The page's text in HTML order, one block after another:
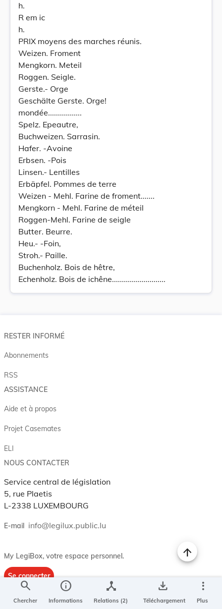
h.
R em ic
h.
PRIX moyens des marches réunis.
Weizen. Froment
Mengkorn. Meteil
Roggen. Seigle.
Gerste.- Orge
Geschälte Gerste. Orge!
mondée.................
Spelz. Epeautre,
Buchweizen. Sarrasin.
Hafer. -Avoine
Erbsen. -Pois
Linsen.- Lentilles
Erbäpfel. Pommes de terre
Weizen - Mehl. Farine de froment.......
Mengkorn - Mehl. Farine de méteil
Roggen-Mehl. Farine de seigle
Butter. Beurre.
Heu.- -Foin,
Stroh.- Paille.
Buchenholz. Bois de hêtre,
Echenholz. Bois de ichêne...........................
search
Chercher
info
Informations
device_hub
Relations (2)
save_alt
Téléchargement
more_vert
Plus
RESTER INFORMÉ
Abonnements
RSS
ASSISTANCE
Aide et à propos
Projet Casemates
ELI
NOUS CONTACTER
Service central de législation
5, rue Plaetis
L-2338 LUXEMBOURG
E-mail info@legilux.public.lu
My LegiBox, votre espace personnel.
Se connecter
Enregistrer et organiser vos actes préférés, enregistrer vos
recherches, soyez alerté en cas de modification sur un document